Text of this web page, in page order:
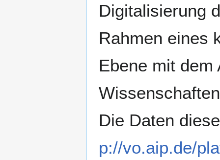
Digitalisierung
Rahmen eines
Ebene mit
Die Daten
p://vo.aip.de/